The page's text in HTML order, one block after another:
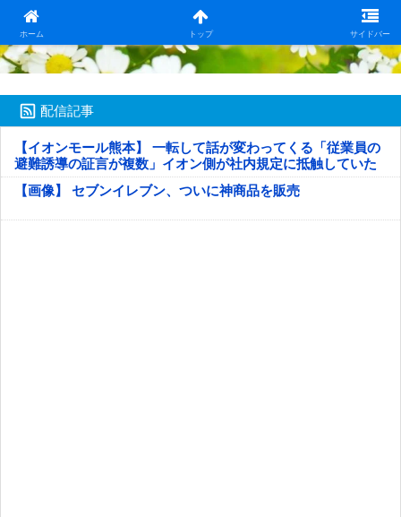
ホーム トップ サイドバー
日本第一！ニュース録
配信記事
【イオンモール熊本】 一転して話が変わってくる「従業員の
避難誘導の証言が複数」イオン側が社内規定に抵触していた
疑い
【画像】 セブンイレブン、ついに神商品を販売